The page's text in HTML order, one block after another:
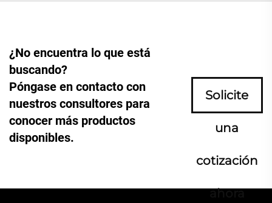
¿No encuentra lo que está
buscando?
Póngase en contacto con
nuestros consultores para
conocer más productos
disponibles.
Solicite
una
cotización
ahora